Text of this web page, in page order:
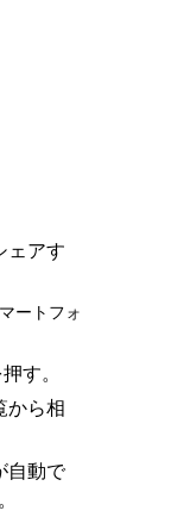
ェアす
ートフォ
す。
から相
自動で